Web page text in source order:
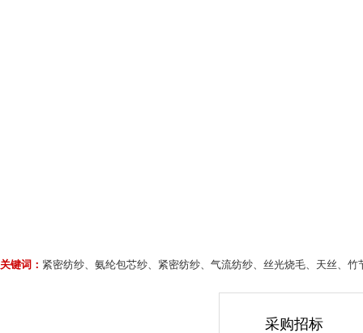
关键词： 紧密纺纱、氨纶包芯纱、紧密纺纱、气流纺纱、丝光烧毛、天丝、
采购招标